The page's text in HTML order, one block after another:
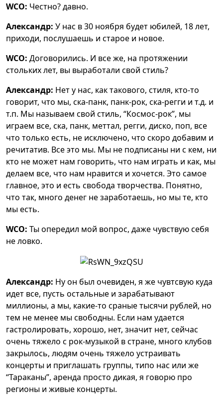
WCO: Честно? давно.
Александр: У нас в 30 ноября будет юбилей, 18 лет,
приходи, послушаешь и старое и новое.
WCO: Договорились. И все же, на протяжении
стольких лет, вы выработали свой стиль?
Александр: Нет у нас, как такового, стиля, кто-то
говорит, что мы, ска-панк, панк-рок, ска-регги и т.д. и
т.п. Мы называем свой стиль, “Космос-рок”, мы
играем все, ска, панк, меттал, регги, диско, поп, все
что только есть, не исключено, что скоро добавим и
речитатив. Все это мы. Мы не подписаны ни с кем, ни
кто не может нам говорить, что нам играть и как, мы
делаем все, что нам нравится и хочется. Это самое
главное, это и есть свобода творчества. Понятно,
что так, много денег не заработаешь, но мы те, кто
мы есть.
WCO: Ты опередил мой вопрос, даже чувствую себя
не ловко.
Александр: Ну он был очевиден, я же чувтсвую куда
идет все, пусть остальные и зарабатывают
миллионы, а мы, какие-то сраные тысячи рублей, но
тем не менее мы свободны. Если нам удается
гастролировать, хорошо, нет, значит нет, сейчас
очень тяжело с рок-музыкой в стране, много клубов
закрылось, людям очень тяжело устраивать
концерты и приглашать группы, типо нас или же
“Тараканы”, аренда просто дикая, я говорю про
регионы и живые концерты.